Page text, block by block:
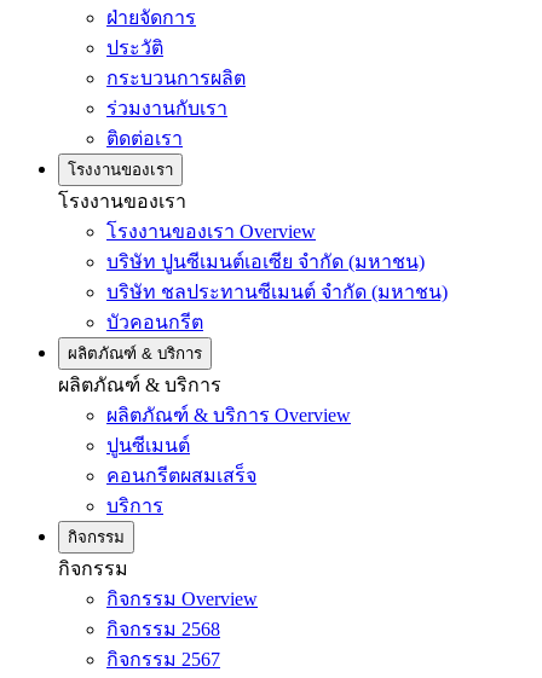
ฝ่ายจัดการ
ประวัติ
กระบวนการผลิต
ร่วมงานกับเรา
ติดต่อเรา
โรงงานของเรา
โรงงานของเรา
โรงงานของเรา Overview
บริษัท ปูนซีเมนต์เอเซีย จำกัด (มหาชน)
บริษัท ชลประทานซีเมนต์ จำกัด (มหาชน)
บัวคอนกรีต
ผลิตภัณฑ์ & บริการ
ผลิตภัณฑ์ & บริการ
ผลิตภัณฑ์ & บริการ Overview
ปูนซีเมนต์
คอนกรีตผสมเสร็จ
บริการ
กิจกรรม
กิจกรรม
กิจกรรม Overview
กิจกรรม 2568
กิจกรรม 2567